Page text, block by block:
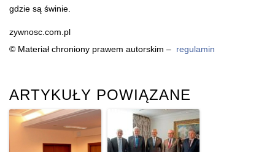
gdzie są świnie.
zywnosc.com.pl
© Materiał chroniony prawem autorskim – regulamin
ARTYKUŁY POWIĄZANE